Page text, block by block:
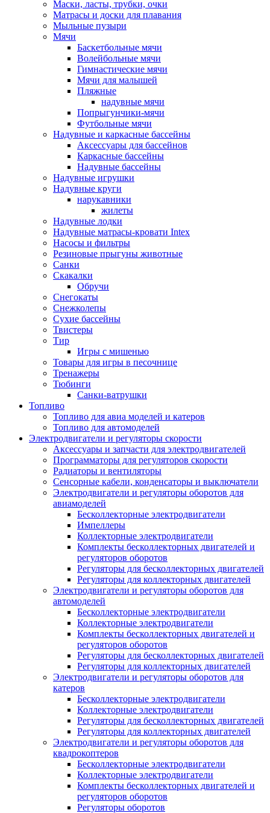
Маски, ласты, трубки, очки
Матрасы и доски для плавания
Мыльные пузыри
Мячи
Баскетбольные мячи
Волейбольные мячи
Гимнастические мячи
Мячи для малышей
Пляжные
надувные мячи
Попрыгунчики-мячи
Футбольные мячи
Надувные и каркасные бассейны
Аксессуары для бассейнов
Каркасные бассейны
Надувные бассейны
Надувные игрушки
Надувные круги
нарукавники
жилеты
Надувные лодки
Надувные матрасы-кровати Intex
Насосы и фильтры
Резиновые прыгуны животные
Санки
Скакалки
Обручи
Снегокаты
Снежколепы
Сухие бассейны
Твистеры
Тир
Игры с мишенью
Товары для игры в песочнице
Тренажеры
Тюбинги
Санки-ватрушки
Топливо
Топливо для авиа моделей и катеров
Топливо для автомоделей
Электродвигатели и регуляторы скорости
Аксессуары и запчасти для электродвигателей
Программаторы для регуляторов скорости
Радиаторы и вентиляторы
Сенсорные кабели, конденсаторы и выключатели
Электродвигатели и регуляторы оборотов для
авиамоделей
Бесколлекторные электродвигатели
Импеллеры
Коллекторные электродвигатели
Комплекты бесколлекторных двигателей и
регуляторов оборотов
Регуляторы для бесколлекторных двигателей
Регуляторы для коллекторных двигателей
Электродвигатели и регуляторы оборотов для
автомоделей
Бесколлекторные электродвигатели
Коллекторные электродвигатели
Комплекты бесколлекторных двигателей и
регуляторов оборотов
Регуляторы для бесколлекторных двигателей
Регуляторы для коллекторных двигателей
Электродвигатели и регуляторы оборотов для
катеров
Бесколлекторные электродвигатели
Коллекторные электродвигатели
Регуляторы для бесколлекторных двигателей
Регуляторы для коллекторных двигателей
Электродвигатели и регуляторы оборотов для
квадрокоптеров
Бесколлекторные электродвигатели
Коллекторные электродвигатели
Комплекты бесколлекторных двигателей и
регуляторов оборотов
Регуляторы оборотов